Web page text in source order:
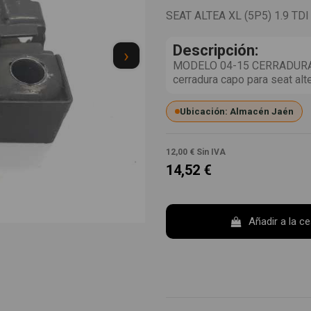
›
SEAT ALTEA XL (5P5) 1.9 TDI
Descripción:
MODELO 04-15
cerradura capo para seat
Ubicación: Almacén Jaén
12,00 € Sin IVA
14,52 €
Añadir a la